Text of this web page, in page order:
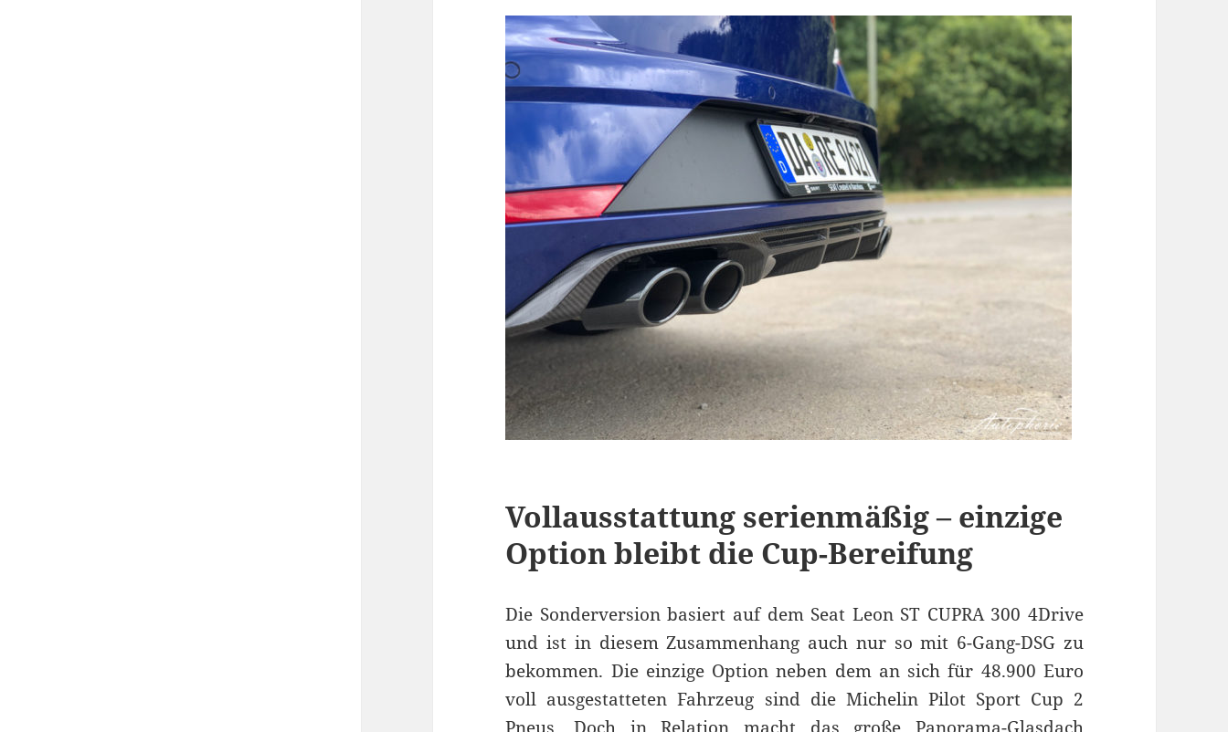
Vollausstattung serienmäßig – einzige
Option bleibt die Cup-Bereifung
Die Sonderversion basiert auf dem Seat Leon ST CUPRA 300 4Drive
und ist in diesem Zusammenhang auch nur so mit 6-Gang-DSG zu
bekommen. Die einzige Option neben dem an sich für 48.900 Euro
voll ausgestatteten Fahrzeug sind die Michelin Pilot Sport Cup 2